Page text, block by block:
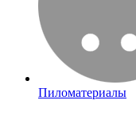
Пиломатериалы